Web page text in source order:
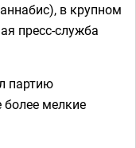
в крупном
пресс-служба
партию
мелкие